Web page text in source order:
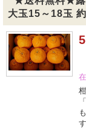
大玉15～18玉